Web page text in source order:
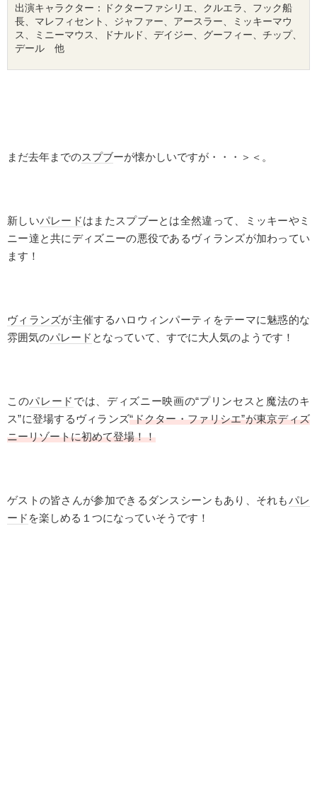
出演キャラクター ：ドクターファシリエ、クルエラ、フック船
長、マレフィセント、ジャファー、アースラー、ミッキーマウ
ス、ミニーマウス、ドナルド、デイジー、グーフィー、チップ、
デール　他
まだ去年までのスプブーが懐かしいですが・・・＞＜。
新しいパレードはまたスプブーとは全然違って、ミッキーやミ
ニー達と共にディズニーの悪役であるヴィランズが加わってい
ます！
ヴィランズが主催するハロウィンパーティをテーマに魅惑的な
雰囲気のパレード となっていて、すでに大人気のようです！
このパレード では、ディズニー映画の“プリンセスと魔法のキ
ス”に登場するヴィランズ“ドクター・ファリシエ”が東京ディズ
ニーリゾートに初めて登場！！
ゲストの皆さんが参加できるダンスシーンもあり、それもパレ
ード を楽しめる１つになっていそうです！